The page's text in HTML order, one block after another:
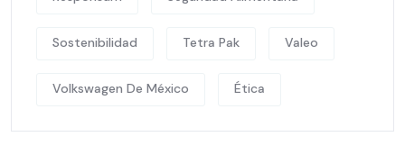
Sostenibilidad Tetra Pak Valeo
Volkswagen De México Ética